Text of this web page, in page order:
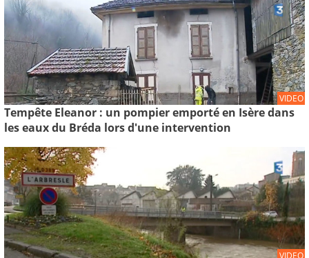
VIDEO
Tempête Eleanor : un pompier emporté en Isère dans
les eaux du Bréda lors d'une intervention
VIDEO